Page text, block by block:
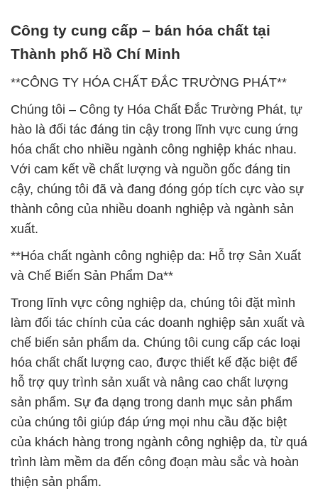
Công ty cung cấp – bán hóa chất tại
Thành phố Hồ Chí Minh
**CÔNG TY HÓA CHẤT ĐẮC TRƯỜNG PHÁT**
Chúng tôi – Công ty Hóa Chất Đắc Trường Phát, tự
hào là đối tác đáng tin cậy trong lĩnh vực cung ứng
hóa chất cho nhiều ngành công nghiệp khác nhau.
Với cam kết về chất lượng và nguồn gốc đáng tin
cậy, chúng tôi đã và đang đóng góp tích cực vào sự
thành công của nhiều doanh nghiệp và ngành sản
xuất.
**Hóa chất ngành công nghiệp da: Hỗ trợ Sản Xuất
và Chế Biến Sản Phẩm Da**
Trong lĩnh vực công nghiệp da, chúng tôi đặt mình
làm đối tác chính của các doanh nghiệp sản xuất và
chế biến sản phẩm da. Chúng tôi cung cấp các loại
hóa chất chất lượng cao, được thiết kế đặc biệt để
hỗ trợ quy trình sản xuất và nâng cao chất lượng
sản phẩm. Sự đa dạng trong danh mục sản phẩm
của chúng tôi giúp đáp ứng mọi nhu cầu đặc biệt
của khách hàng trong ngành công nghiệp da, từ quá
trình làm mềm da đến công đoạn màu sắc và hoàn
thiện sản phẩm.